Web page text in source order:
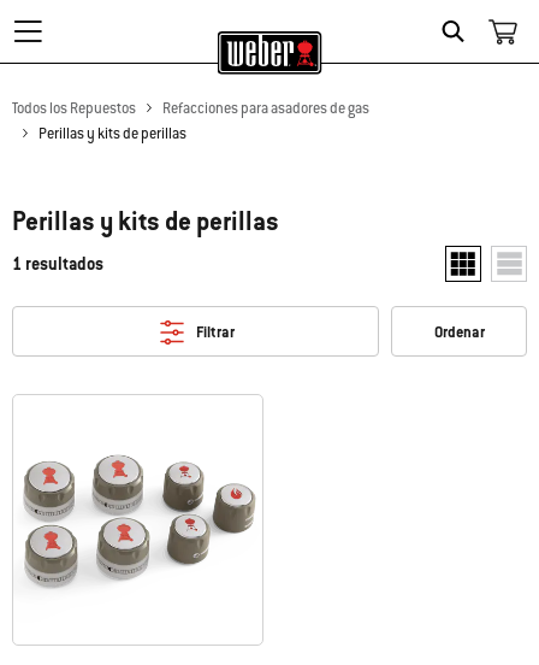
Search
Todos los Repuestos
Refacciones para asadores de gas
Perillas y kits de perillas
Perillas y kits de perillas
1 resultados Mostrar
Filtrar Ordenar